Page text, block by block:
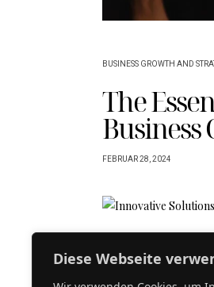
Diese Webseite
BUSINESS GROWTH AND
The
Business
FEBRUAR 28, 2024
BUSINESS GROWTH AND